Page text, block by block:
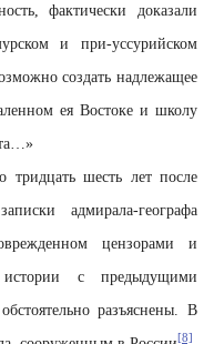
фактически доказали
и при-уссурийском
создать надлежащее
ея Востоке и школу
шесть лет после
адмирала-географа
цензорами и
истории с предыдущими
разъяснены. В
[8]